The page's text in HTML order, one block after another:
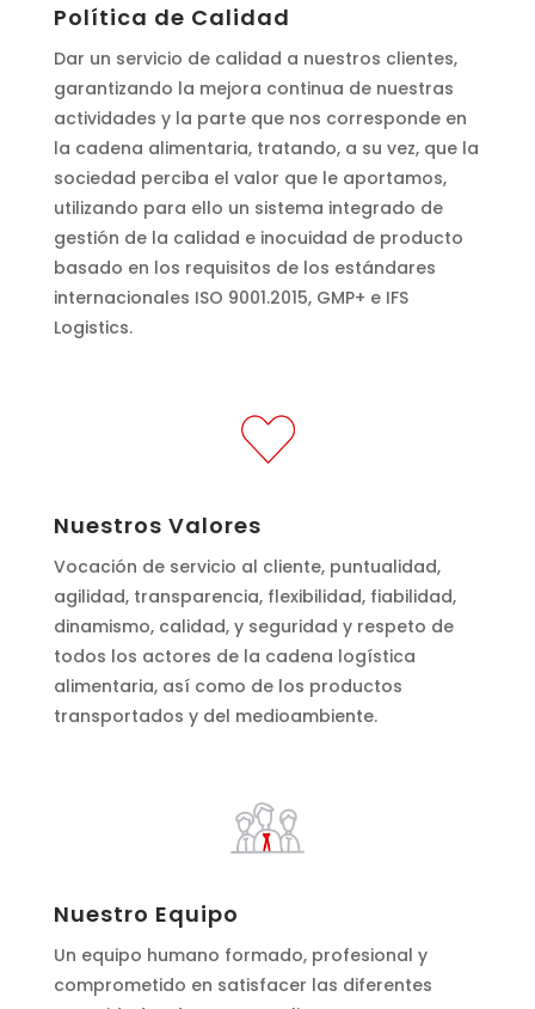
Política de Calidad
Dar un servicio de calidad a nuestros clientes,
garantizando la mejora continua de nuestras
actividades y la parte que nos corresponde en
la cadena alimentaria, tratando, a su vez, que la
sociedad perciba el valor que le aportamos,
utilizando para ello un sistema integrado de
gestión de la calidad e inocuidad de producto
basado en los requisitos de los estándares
internacionales ISO 9001.2015, GMP+ e IFS
Logistics.
Nuestros Valores
Vocación de servicio al cliente, puntualidad,
agilidad, transparencia, flexibilidad, fiabilidad,
dinamismo, calidad, y seguridad y respeto de
todos los actores de la cadena logística
alimentaria, así como de los productos
transportados y del medioambiente.
Nuestro Equipo
Un equipo humano formado, profesional y
comprometido en satisfacer las diferentes